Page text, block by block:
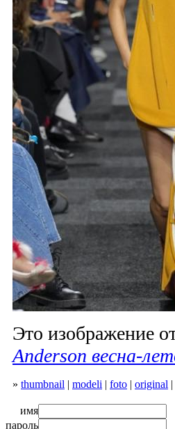
Это изображение
Anderson весна-
» thumbnail | modeli | foto | original |
имя
пароль